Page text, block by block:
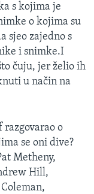
s kojima je
o kojima su
sjeo zajedno s
i snimke.I
čuju, jer želio ih
u način na
razgovarao o
se oni dive?
Metheny,
Hill,